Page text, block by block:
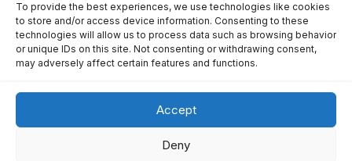
To provide the best experiences, we use technologies like cookies
to store and/or access device information. Consenting to these
technologies will allow us to process data such as browsing behavior
or unique IDs on this site. Not consenting or withdrawing consent,
may adversely affect certain features and functions.
Accept
Deny
© 2026 Santa’s Pets Animales de Papá Noel,Laponia– El
Santa Claus Village